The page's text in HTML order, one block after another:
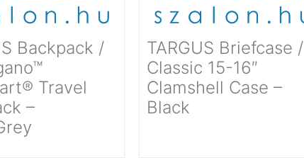
Backpack /
Travel
–
TARGUS Briefcase /
Classic 15-16″
Clamshell Case –
Black